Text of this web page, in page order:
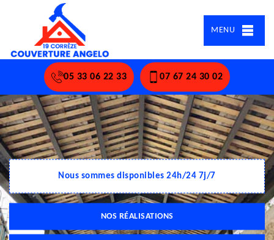
MENU
05 33 06 22 33 07 67 24 30 02
Nous sommes disponibles 24h/24 7j/7
NOS RÉALISATIONS